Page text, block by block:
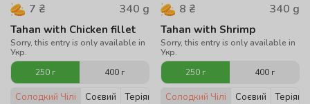
7 ₴ 340 g
Tahan with Chicken fillet
Sorry, this entry is only available in
Укр.
250 г
400 г
Солодкий Чілі Соєвий Теріякі
8 ₴ 340 g
Tahan with Shrimp
Sorry, this entry is only available in
Укр.
250 г
400 г
Солодкий Чілі Соєвий Теріякі